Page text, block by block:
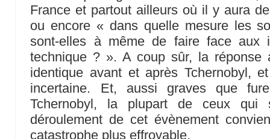
France et partout ailleurs où il y aura
ou encore « dans quelle mesure les
sont-elles à même de faire face aux
technique ? ». A coup sûr, la réponse
identique avant et après Tchernobyl,
incertaine. Et, aussi graves que
Tchernobyl, la plupart de ceux
déroulement de cet évènement
catastrophe plus effroyable.